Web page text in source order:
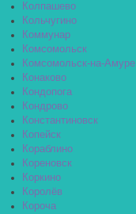
Колпашево
Кольчугино
Коммунар
Комсомольск
Комсомольск-на-Амуре
Конаково
Кондопога
Кондрово
Константиновск
Копейск
Кораблино
Кореновск
Коркино
Королёв
Короча